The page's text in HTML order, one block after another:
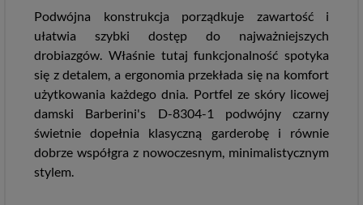
Podwójna konstrukcja porządkuje zawartość i
ułatwia szybki dostęp do najważniejszych
drobiazgów. Właśnie tutaj funkcjonalność spotyka
się z detalem, a ergonomia przekłada się na komfort
użytkowania każdego dnia. Portfel ze skóry licowej
damski Barberini's D-8304-1 podwójny czarny
świetnie dopełnia klasyczną garderobę i równie
dobrze współgra z nowoczesnym, minimalistycznym
stylem.